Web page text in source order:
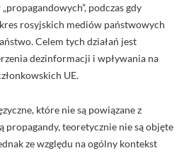
podczas gdy
rosyjskich mediów państwowych
Celem tych działań jest
dezinformacji i wpływania na
UE.
które nie są powiązane z
propagandy, teoretycznie nie są objęte
ze względu na ogólny kontekst